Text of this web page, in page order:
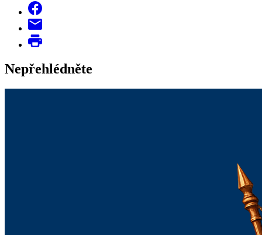
Nepřehlédněte